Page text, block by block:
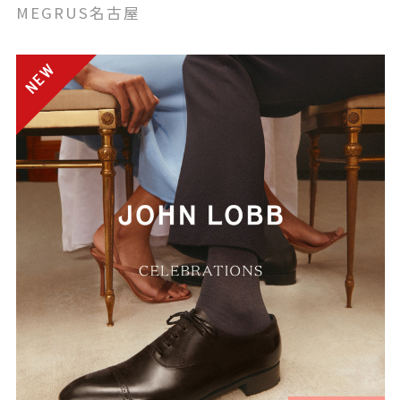
MEGRUS名古屋